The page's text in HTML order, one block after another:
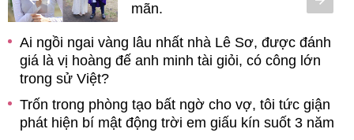
mãn.
Ai ngồi ngai vàng lâu nhất nhà Lê Sơ, được đánh
giá là vị hoàng đế anh minh tài giỏi, có công lớn
trong sử Việt?
Trốn trong phòng tạo bất ngờ cho vợ, tôi tức giận
phát hiện bí mật động trời em giấu kín suốt 3 năm